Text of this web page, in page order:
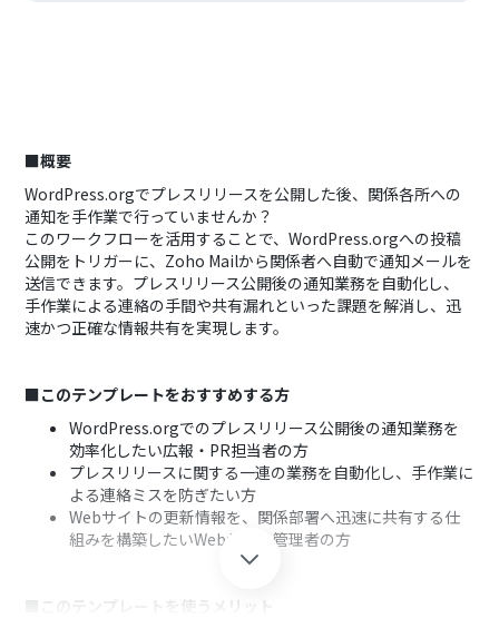
■概要
WordPress.orgでプレスリリースを公開した後、関係各所への
通知を手作業で行っていませんか？
このワークフローを活用することで、WordPress.orgへの投稿
公開をトリガーに、Zoho Mailから関係者へ自動で通知メールを
送信できます。プレスリリース公開後の通知業務を自動化し、
手作業による連絡の手間や共有漏れといった課題を解消し、迅
速かつ正確な情報共有を実現します。
■このテンプレートをおすすめする方
WordPress.orgでのプレスリリース公開後の通知業務を
効率化したい広報・PR担当者の方
プレスリリースに関する一連の業務を自動化し、手作業に
よる連絡ミスを防ぎたい方
Webサイトの更新情報を、関係部署へ迅速に共有する仕
組みを構築したいWebサイト管理者の方
■このテンプレートを使うメリット